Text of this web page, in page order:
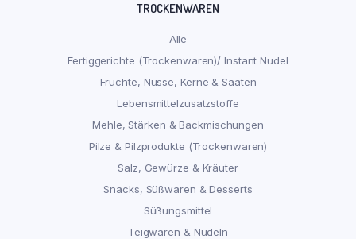
TROCKENWAREN
Alle
Fertiggerichte (Trockenwaren)/ Instant Nudel
Früchte, Nüsse, Kerne & Saaten
Lebensmittelzusatzstoffe
Mehle, Stärken & Backmischungen
Pilze & Pilzprodukte (Trockenwaren)
Salz, Gewürze & Kräuter
Snacks, Süßwaren & Desserts
Süßungsmittel
Teigwaren & Nudeln